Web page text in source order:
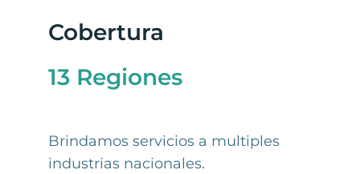
Contacto
Cobertura
13 Regiones
Brindamos servicios a multiples
industrias nacionales.